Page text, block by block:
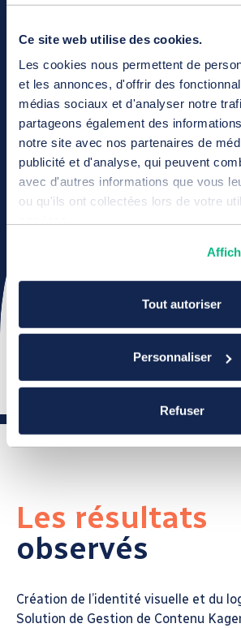
Ce site web utilise des cookies.
Les cookies nous permettent de
et les annonces, d'offrir des
médias sociaux et d'analyser notre
partageons également des
notre site avec nos partenaires de
publicité et d'analyse, qui peuvent
avec d'autres informations que vous
ou qu'ils ont collectées lors de votre
Tout autoriser
Personnaliser
Refuser
Les résultats
observés
Création de l’identité visuelle et du
Solution de Gestion de Contenu